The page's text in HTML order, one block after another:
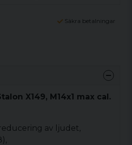
Säkra betalningar
X149, M14x1 max cal.
av ljudet,